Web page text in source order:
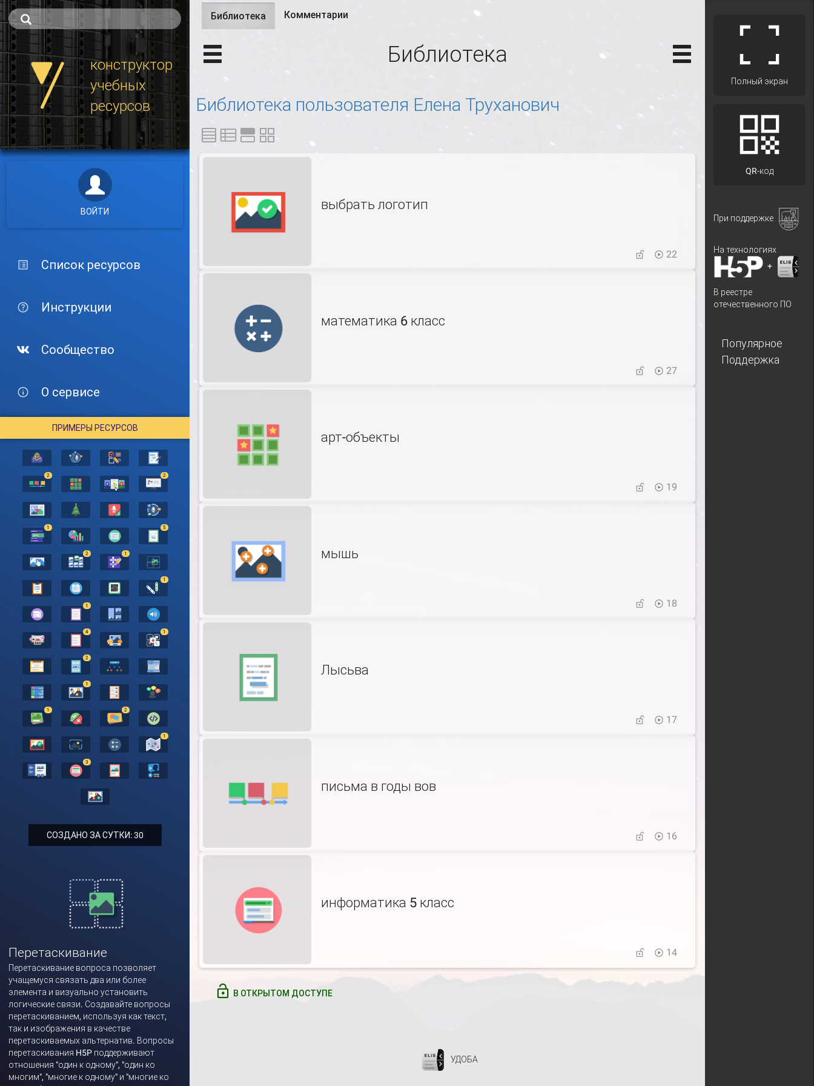
конструктор
учебных
ресурсов
ВОЙТИ
Список ресурсов
Инструкции
Сообщество
О сервисе
ПРИМЕРЫ РЕСУРСОВ
2 2
1 5
2 1
1
1
4 1
2
1
1 2
1
3
СОЗДАНО ЗА СУТКИ: 30
Перетаскивание
Перетаскивание вопроса позволяет
учащемуся связать два или более
элемента и визуально установить
логические связи. Создавайте вопросы
перетаскиванием, используя как текст,
так и изображения в качестве
перетаскиваемых альтернатив. Вопросы
перетаскивания H5P поддерживают
отношения "один к одному", "один ко
многим", "многие к одному" и "многие ко
Главные вкладки
Библиотека (активная
вкладка)
Комментарии
Библиотека
Библиотека пользователя Елена Труханович
выбрать логотип
22
математика 6 класс
27
арт-объекты
19
мышь
18
Лысьва
17
письма в годы вов
16
информатика 5 класс
14
В ОТКРЫТОМ ДОСТУПЕ
УДОБА
Полный экран
QR-код
При поддержке
На технологиях
+
В реестре
отечественного ПО
Популярное
Поддержка